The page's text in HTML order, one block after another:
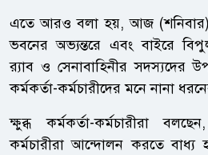
এতে আরও বলা হয়, আজ
ভবনের অভ্যন্তরে এবং বাইরে
র‌্যাব ও সেনাবাহিনীর সদস্যদের
কর্মকর্তা-কর্মচারীদের মনে নানা
ক্ষুব্ধ কর্মকর্তা-কর্মচারীরা
কর্মচারীরা আন্দোলন করতে বাধ্য